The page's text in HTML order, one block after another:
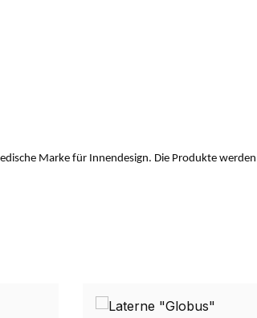
Marke für Innendesign. Die Produkte